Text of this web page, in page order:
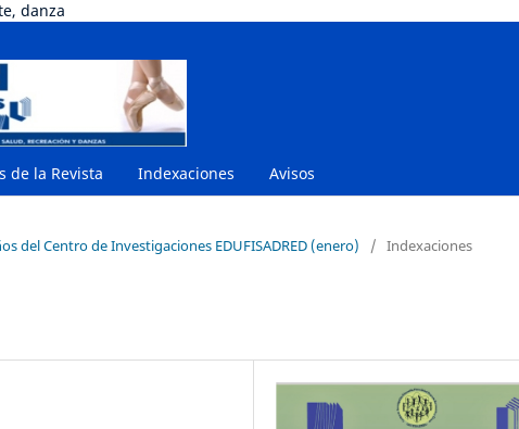
danza
de la Revista Indexaciones Avisos
del Centro de Investigaciones EDUFISADRED (enero) / Indexaciones